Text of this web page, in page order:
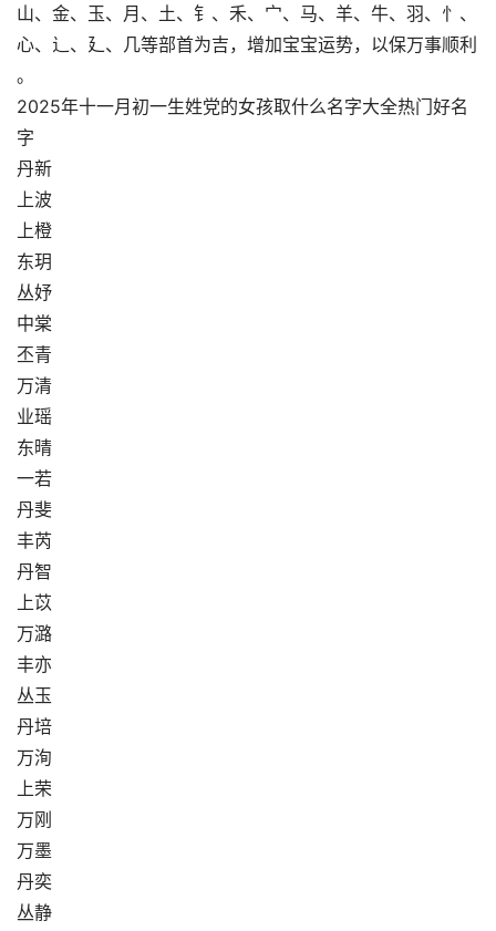
山、金、玉、月、土、钅、禾、宀、马、羊、牛、羽、忄、
心、辶、廴、几等部首为吉，增加宝宝运势，以保万事顺利
。
2025年十一月初一生姓党的女孩取什么名字大全热门好名
字
丹新
上波
上橙
东玥
丛妤
中棠
丕青
万清
业瑶
东晴
一若
丹斐
丰芮
丹智
上苡
万潞
丰亦
丛玉
丹培
万洵
上荣
万刚
万墨
丹奕
丛静